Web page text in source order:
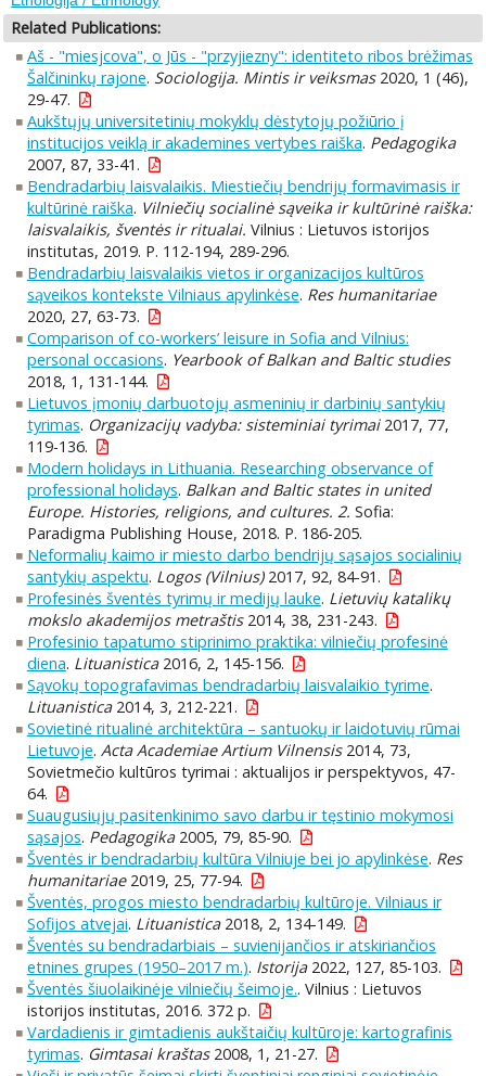
Related Publications:
Aš - "miesjcova", o Jūs - "przyjiezny": identiteto ribos brėžimas
Šalčininkų rajone. Sociologija. Mintis ir veiksmas2020, 1 (46),
29-47.
Aukštųjų universitetinių mokyklų dėstytojų požiūrio į
institucijos veiklą ir akademines vertybes raiška. Pedagogika
2007, 87, 33-41.
Bendradarbių laisvalaikis. Miestiečių bendrijų formavimasis ir
kultūrinė raiška. Vilniečių socialinė sąveika ir kultūrinė raiška:
laisvalaikis, šventės ir ritualai. Vilnius : Lietuvos istorijos
institutas, 2019. P. 112-194, 289-296.
Bendradarbių laisvalaikis vietos ir organizacijos kultūros
sąveikos kontekste Vilniaus apylinkėse. Res humanitariae
2020, 27, 63-73.
Comparison of co-workers’ leisure in Sofia and Vilnius:
personal occasions. Yearbook of Balkan and Baltic studies
2018, 1, 131-144.
Lietuvos įmonių darbuotojų asmeninių ir darbinių santykių
tyrimas. Organizacijų vadyba: sisteminiai tyrimai2017, 77,
119-136.
Modern holidays in Lithuania. Researching observance of
professional holidays. Balkan and Baltic states in united
Europe. Histories, religions, and cultures. 2. Sofia:
Paradigma Publishing House, 2018. P. 186-205.
Neformalių kaimo ir miesto darbo bendrijų sąsajos socialinių
santykių aspektu. Logos (Vilnius)2017, 92, 84-91.
Profesinės šventės tyrimų ir medijų lauke. Lietuvių katalikų
mokslo akademijos metraštis2014, 38, 231-243.
Profesinio tapatumo stiprinimo praktika: vilniečių profesinė
diena. Lituanistica2016, 2, 145-156.
Sąvokų topografavimas bendradarbių laisvalaikio tyrime.
Lituanistica2014, 3, 212-221.
Sovietinė ritualinė architektūra – santuokų ir laidotuvių rūmai
Lietuvoje. Acta Academiae Artium Vilnensis2014, 73,
Sovietmečio kultūros tyrimai : aktualijos ir perspektyvos, 47-
64.
Suaugusiųjų pasitenkinimo savo darbu ir tęstinio mokymosi
sąsajos. Pedagogika2005, 79, 85-90.
Šventės ir bendradarbių kultūra Vilniuje bei jo apylinkėse. Res
humanitariae2019, 25, 77-94.
Šventės, progos miesto bendradarbių kultūroje. Vilniaus ir
Sofijos atvejai. Lituanistica2018, 2, 134-149.
Šventės su bendradarbiais – suvienijančios ir atskiriančios
etnines grupes (1950–2017 m.). Istorija2022, 127, 85-103.
Šventės šiuolaikinėje vilniečių šeimoje.. Vilnius : Lietuvos
istorijos institutas, 2016. 372 p.
Vardadienis ir gimtadienis aukštaičių kultūroje: kartografinis
tyrimas. Gimtasai kraštas2008, 1, 21-27.